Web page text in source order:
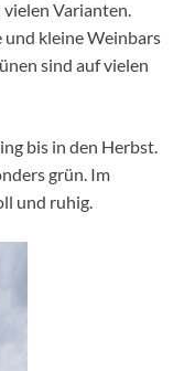
Varianten.
und kleine Weinbars
sind auf vielen
bis in den Herbst.
grün. Im
und ruhig.